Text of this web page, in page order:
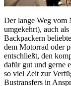
Der lange Weg vom
umgekehrt), auch
Backpackern
dem Motorrad oder
entschließt, den
dafür gut und gerne
so viel Zeit zur
Bustransfers in